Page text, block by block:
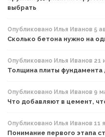
выбрать
Опубликовано Илья Иванов 5
Сколько бетона нужно на
Опубликовано Илья Иванов 21
Толщина плиты фундамента
Опубликовано Илья Иванов 9
Что добавляют в цемент,
Опубликовано Илья Иванов 11
Понимание первого этапа